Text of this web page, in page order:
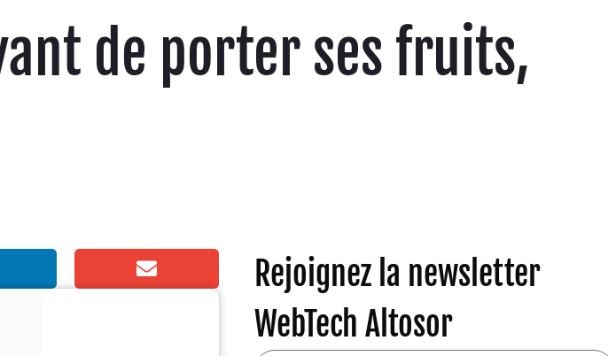
de porter ses fruits,
Rejoignez la newsletter
WebTech Altosor